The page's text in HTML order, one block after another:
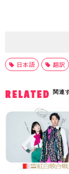
日本語 翻訳
RELATED 関連